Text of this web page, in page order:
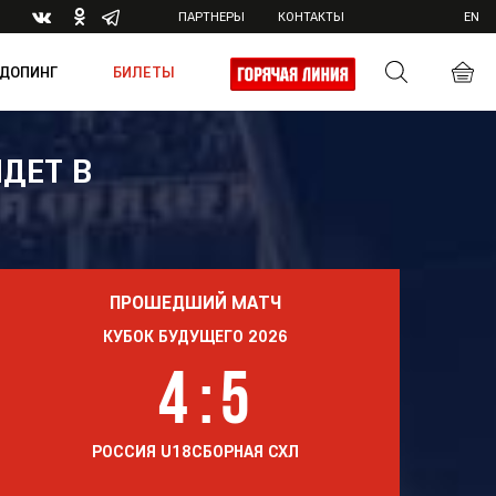
ПАРТНЕРЫ КОНТАКТЫ EN
БИЛЕТЫ
В
ПРОШЕДШИЙ МАТЧ
КУБОК БУДУЩЕГО 2026
РОССИЯ U18
4:5
СБОРНАЯ СХЛ